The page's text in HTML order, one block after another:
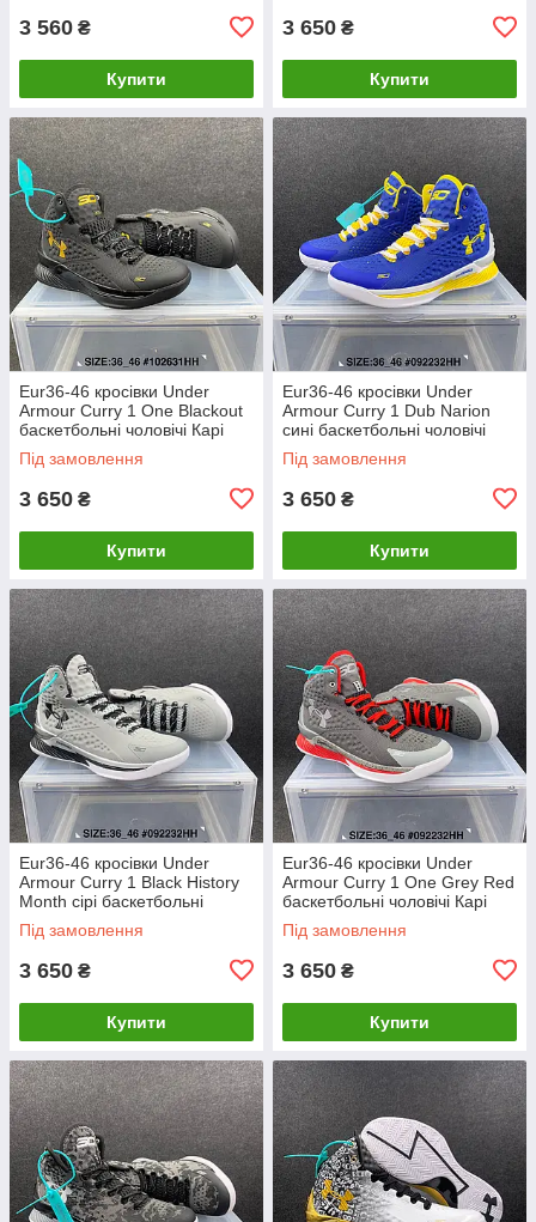
3 560 ₴
Купити
3 650 ₴
Купити
Eur36-46 кросівки Under
Armour Curry 1 One Blackout
баскетбольні чоловічі Карі
Під замовлення
3 650 ₴
Купити
Eur36-46 кросівки Under
Armour Curry 1 Dub Narion
сині баскетбольні чоловічі
Карі
Під замовлення
3 650 ₴
Купити
Eur36-46 кросівки Under
Armour Curry 1 Black History
Month сірі баскетбольні
чоловічі Карі
Під замовлення
3 650 ₴
Купити
Eur36-46 кросівки Under
Armour Curry 1 One Grey Red
баскетбольні чоловічі Карі
Під замовлення
3 650 ₴
Купити